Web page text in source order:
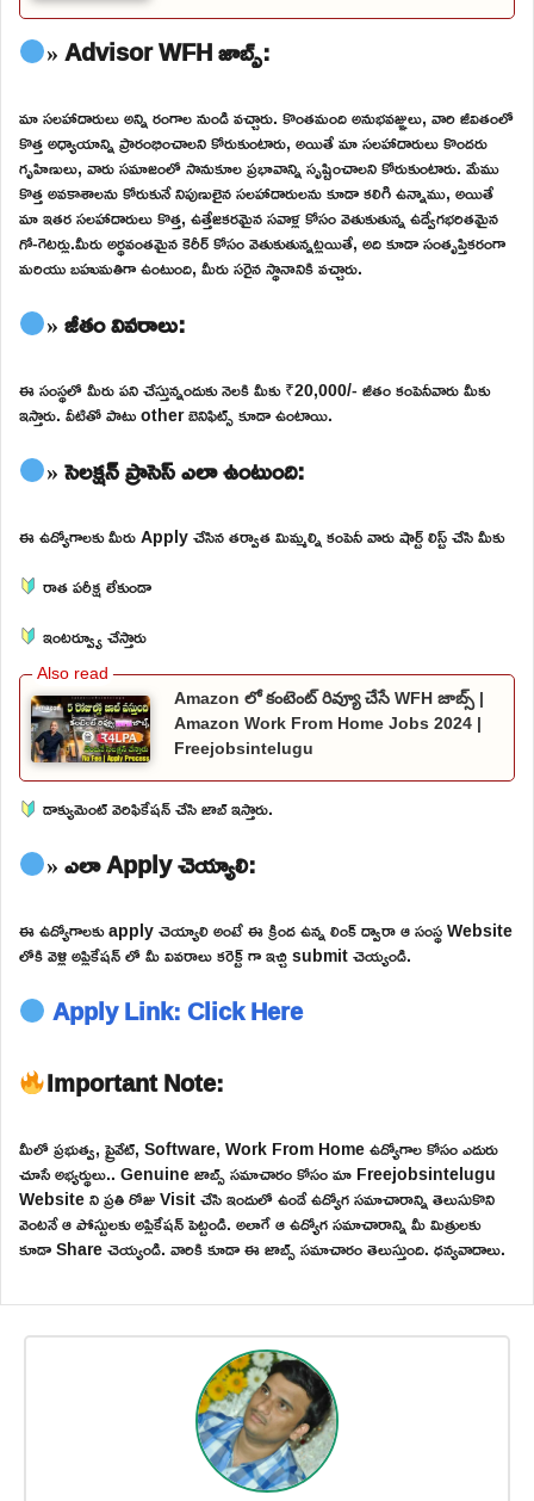
» Advisor WFH జాబ్స్:
మా సలహాదారులు అన్ని రంగాల నుండి వచ్చారు. కొంతమంది అనుభవజ్ఞులు, వారి జీవితంలో
కొత్త అధ్యాయాన్ని ప్రారంభించాలని కోరుకుంటారు, అయితే మా సలహాదారులు కొందరు
గృహిణులు, వారు సమాజంలో సానుకూల ప్రభావాన్ని సృష్టించాలని కోరుకుంటారు. మేము
కొత్త అవకాశాలను కోరుకునే నిపుణులైన సలహాదారులను కూడా కలిగి ఉన్నాము, అయితే
మా ఇతర సలహాదారులు కొత్త, ఉత్తేజకరమైన సవాళ్ల కోసం వెతుకుతున్న ఉద్వేగభరితమైన
గో-గెటర్లు.మీరు అర్థవంతమైన కెరీర్ కోసం వెతుకుతున్నట్లయితే, అది కూడా సంతృప్తికరంగా
మరియు బహుమతిగా ఉంటుంది, మీరు సరైన స్థానానికి వచ్చారు.
» జీతం వివరాలు:
ఈ సంస్థలో మీరు పని చేస్తున్నందుకు నెలకి మీకు ₹20,000/- జీతం కంపెనీవారు మీకు
ఇస్తారు. వీటితో పాటు other బెనిఫిట్స్ కూడా ఉంటాయి.
» సెలక్షన్ ప్రాసెస్ ఎలా ఉంటుంది:
ఈ ఉద్యోగాలకు మీరు Apply చేసిన తర్వాత మిమ్మల్ని కంపెనీ వారు షార్ట్ లిస్ట్ చేసి మీకు
రాత పరీక్ష లేకుండా
ఇంటర్వ్యూ చేస్తారు
Amazon లో కంటెంట్ రివ్యూ చేసే WFH జాబ్స్ |
Amazon Work From Home Jobs 2024 |
Freejobsintelugu
డాక్యుమెంట్ వెరిఫికేషన్ చేసి జాబ్ ఇస్తారు.
» ఎలా Apply చెయ్యాలి:
ఈ ఉద్యోగాలకు apply చెయ్యాలి అంటే ఈ క్రింద ఉన్న లింక్ ద్వారా ఆ సంస్థ Website
లోకి వెళ్లి అప్లికేషన్ లో మీ వివరాలు కరెక్ట్ గా ఇచ్చి submit చెయ్యండి.
Apply Link: Click Here
Important Note:
మీలో ప్రభుత్వ, ప్రైవేట్, Software, Work From Home ఉద్యోగాల కోసం ఎదురు
చూసే అభ్యర్థులు.. Genuine జాబ్స్ సమాచారం కోసం మా Freejobsintelugu
Website ని ప్రతి రోజు Visit చేసి ఇందులో ఉండే ఉద్యోగ సమాచారాన్ని తెలుసుకొని
వెంటనే ఆ పోస్టులకు అప్లికేషన్ పెట్టండి. అలాగే ఆ ఉద్యోగ సమాచారాన్ని మీ మిత్రులకు
కూడా Share చెయ్యండి. వారికి కూడా ఈ జాబ్స్ సమాచారం తెలుస్తుంది. ధన్యవాదాలు.